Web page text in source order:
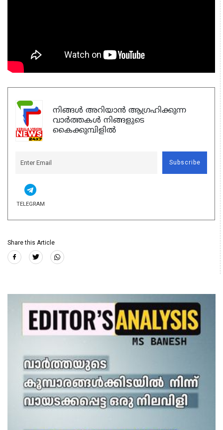
നിങ്ങൾ അറിയാൻ ആഗ്രഹിക്കുന്ന
വാർത്തകൾ നിങ്ങളുടെ
കൈക്കുമ്പിളിൽ
Subscribe
TELEGRAM
Share this Article